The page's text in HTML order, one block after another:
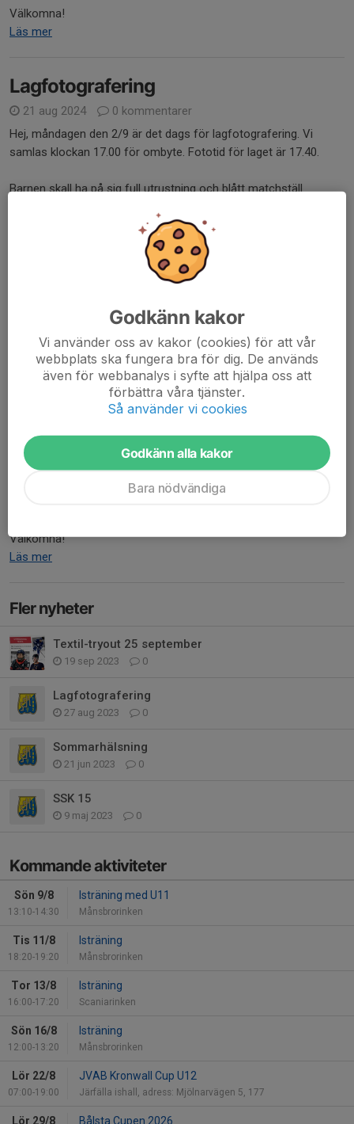
Välkomna!
Läs mer
Lagfotografering
21 aug 2024
0 kommentarer
Hej, måndagen den 2/9 är det dags för lagfotografering. Vi
samlas klockan 17.00 för ombyte. Fototid för laget är 17.40.
Barnen skall ha på sig full utrustning och blått matchställ.
0 kommentarer
Välkommen på föräldrainfo onsdagen den 22/5 kl. 17:30-18:30 i
konferensrum PowerPlay.
Välkomna!
Läs mer
Föräldramöte 14/11
10 nov 2023
0 kommentarer
Välkommen på föräldramöte tisdagen den 14/11 kl 18:00-19:30 i
Välkomna!
Läs mer
Fler nyheter
Textil-tryout 25 september
19 sep 2023 0
Lagfotografering
27 aug 2023 0
Sommarhälsning
21 jun 2023 0
SSK 15
9 maj 2023 0
Kommande aktiviteter
Sön 9/8
13:10-14:30
Isträning med U11
Månsbrorinken
Tis 11/8
18:20-19:20
Isträning
Månsbrorinken
Tor 13/8
16:00-17:20
Isträning
Scaniarinken
Sön 16/8
12:00-13:20
Isträning
Månsbrorinken
Lör 22/8
07:00-19:00
JVAB Kronwall Cup U12
Järfälla ishall, adress: Mjölnarvägen 5, 177
Lör 29/8 Bålsta Cupen 2026
Godkänn kakor
Vi använder oss av kakor (cookies) för att vår
webbplats ska fungera bra för dig. De används
även för webbanalys i syfte att hjälpa oss att
förbättra våra tjänster.
Så använder vi cookies
Godkänn alla kakor
Bara nödvändiga